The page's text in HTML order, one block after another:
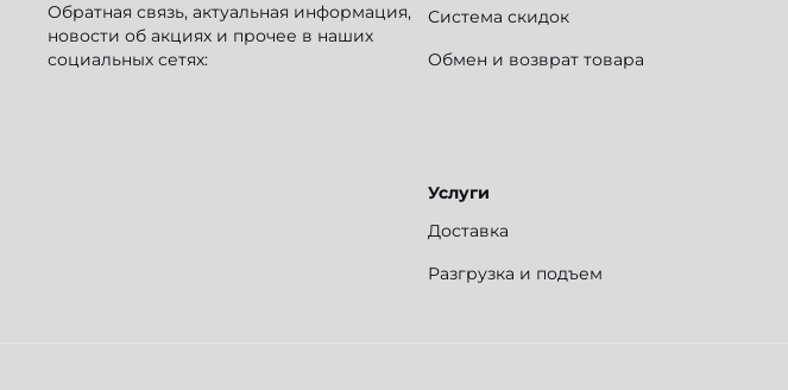
Обратная связь, актуальная информация,
новости об акциях и прочее в наших
социальных сетях:
Система скидок
Обмен и возврат товара
Услуги
Доставка
Разгрузка и подъем